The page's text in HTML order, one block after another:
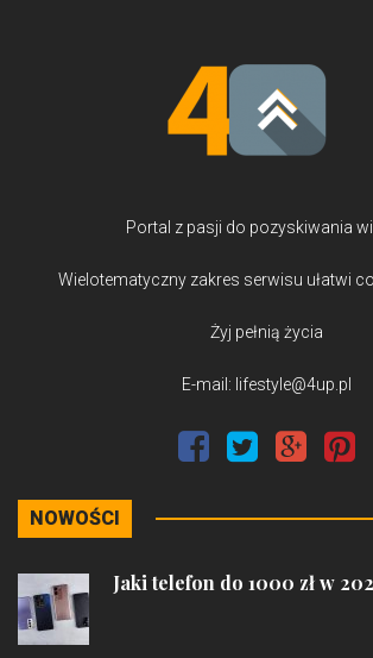
Portal z pasji do pozyskiwania
Wielotematyczny zakres serwisu ułatwi
Żyj pełnią życia
E-mail: lifestyle@4up.pl
NOWOŚCI
Jaki telefon do 1000 zł w